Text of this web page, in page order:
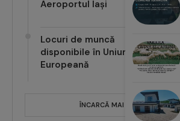
Aeroportul Iași
Locuri de muncă
disponibile în Uniunea
Europeană
ÎNCARCĂ MAI MULTE POSTĂRI